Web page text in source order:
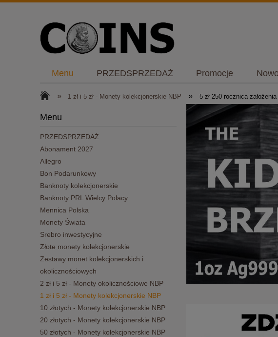
Menu PRZEDSPRZEDAŻ Promocje
Bon Podarunkowy Plany NBP Kontakt i dane
» 1 zł i 5 zł - Monety kolekcjonerskie NBP » 5 zł 250 rocznica
Menu
PRZEDSPRZEDAŻ
Abonament 2027
Allegro
Bon Podarunkowy
Banknoty kolekcjonerskie
Banknoty PRL Wielcy Polacy
Mennica Polska
Monety Świata
Srebro inwestycyjne
Złote monety kolekcjonerskie
Zestawy monet kolekcjonerskich i
okolicznościowych
2 zł i 5 zł - Monety okolicznościowe NBP
1 zł i 5 zł - Monety kolekcjonerskie NBP
10 złotych - Monety kolekcjonerskie NBP
20 złotych - Monety kolekcjonerskie NBP
50 złotych - Monety kolekcjonerskie NBP